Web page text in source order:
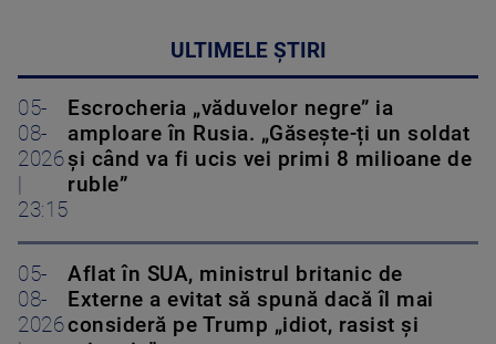
ULTIMELE ȘTIRI
05-
08-
2026
23:15
Escrocheria „văduvelor negre” ia
amploare în Rusia. „Găsește-ți un soldat
și când va fi ucis vei primi 8 milioane de
ruble”
05-
08-
2026
Aflat în SUA, ministrul britanic de
Externe a evitat să spună dacă îl mai
consideră pe Trump „idiot, rasist și